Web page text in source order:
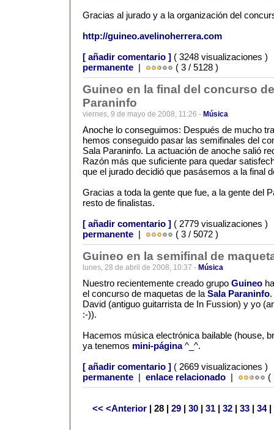
Gracias al jurado y a la organización del
http://guineo.avelinoherrera.com
[ añadir comentario ] ( 3248 visualizaciones
permanente | ( 3 / 5128 )
Guineo en la final del concurso
Paraninfo
viernes, 9 de mayo de 2008, 11:26 - Música
Anoche lo conseguimos: Después de mucho
hemos conseguido pasar las semifinales del
Sala Paraninfo. La actuación de anoche salió
Razón más que suficiente para quedar
que el jurado decidió que pasásemos a la final
Gracias a toda la gente que fue, a la gente del
resto de finalistas.
[ añadir comentario ] ( 2779 visualizaciones
permanente | ( 3 / 5072 )
Guineo en la semifinal de
lunes, 28 de abril de 2008, 10:37 - Música
Nuestro recientemente creado grupo Guineo
el concurso de maquetas de la Sala Paraninfo
David (antiguo guitarrista de In Fussion) y yo
:-)).
Hacemos música electrónica bailable (house,
ya tenemos mini-página^_^.
[ añadir comentario ] ( 2669 visualizaciones
permanente | enlace relacionado | (
<< <Anterior | 28 | 29| 30| 31| 32| 33| 34|